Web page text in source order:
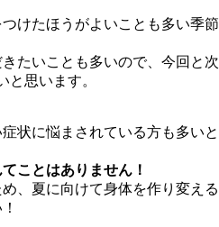
けたほうがよいことも多い季節
たいことも多いので、今回と次
と思います。
状に悩まされている方も多いと
ことはありません！
、夏に向けて身体を作り変える